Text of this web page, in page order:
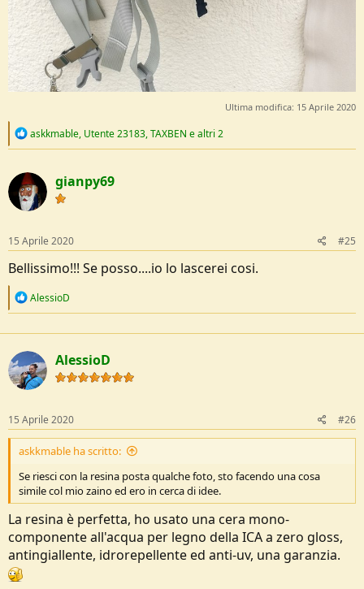
Ultima modifica: 15 Aprile 2020
R
c
t
i
o
s
:
askkmable, Utente 23183,TAXBEN e altri 2
gianpy69
15 Aprile 2020 #25
Bellissimo!!! Se posso....io lo lascerei cosi.
R
c
t
i
o
n
AlessioD
AlessioD
15 Aprile 2020 #26
askkmable ha scritto:
Se riesci con la resina posta qualche foto, sto facendo una cosa
simile col mio zaino ed ero in cerca di idee.
La resina è perfetta, ho usato una cera mono-
componente all'acqua per legno della ICA a zero gloss,
antingiallente, idrorepellente ed anti-uv, una garanzia.